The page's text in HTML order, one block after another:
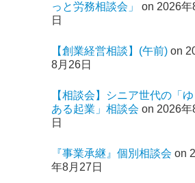
っと労務相談会」
on 2026年
日
【創業経営相談】(午前) on
8月26日
【相談会】シニア世代の「ゆ
ある起業」相談会 on 2026年
日
『事業承継』個別相談会 on
年8月27日